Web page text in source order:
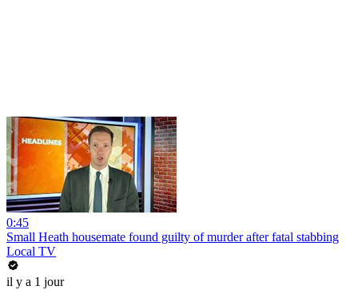
0:45
Small Heath housemate found guilty of murder after fatal stabbing
Local TV
il y a 1 jour